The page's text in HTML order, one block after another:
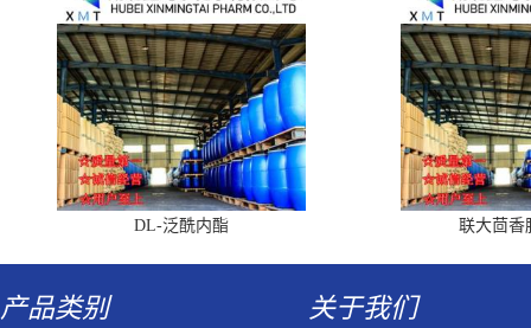
DL-泛酰内酯 联大茴香
产品类别 关于我们